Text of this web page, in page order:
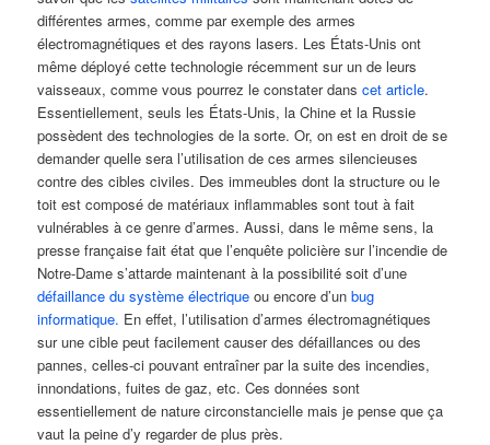
différentes armes, comme par exemple des armes
électromagnétiques et des rayons lasers. Les États-Unis ont
même déployé cette technologie récemment sur un de leurs
vaisseaux, comme vous pourrez le constater danscet article.
Essentiellement, seuls les États-Unis, la Chine et la Russie
possèdent des technologies de la sorte. Or, on est en droit de se
demander quelle sera l’utilisation de ces armes silencieuses
contre des cibles civiles. Des immeubles dont la structure ou le
toit est composé de matériaux inflammables sont tout à fait
vulnérables à ce genre d’armes. Aussi, dans le même sens, la
presse française fait état que l’enquête policière sur l’incendie de
Notre-Dame s’attarde maintenant à la possibilité soit d’une
défaillance du système électrique ou encore d’unbug
informatique. En effet, l’utilisation d’armes électromagnétiques
sur une cible peut facilement causer des défaillances ou des
pannes, celles-ci pouvant entraîner par la suite des incendies,
innondations, fuites de gaz, etc. Ces données sont
essentiellement de nature circonstancielle mais je pense que ça
vaut la peine d’y regarder de plus près.